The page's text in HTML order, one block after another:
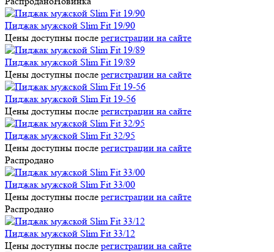
Пиджак мужской Slim Fit 19/90
Цены доступны после регистрации на сайте
Пиджак мужской Slim Fit 19/89
Цены доступны после регистрации на сайте
Пиджак мужской Slim Fit 19-56
Цены доступны после регистрации на сайте
Пиджак мужской Slim Fit 32/95
Цены доступны после регистрации на сайте
Распродано
Пиджак мужской Slim Fit 33/00
Цены доступны после регистрации на сайте
Распродано
Пиджак мужской Slim Fit 33/12
Цены доступны после регистрации на сайте